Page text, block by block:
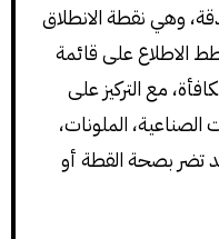
وهي نقطة الانطلاق
الاطلاع على قائمة
مع التركيز على
الملونات،
تضر بصحة القطة أو